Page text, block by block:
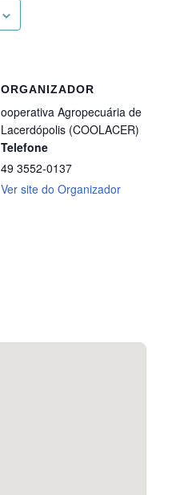
ORGANIZADOR
ooperativa Agropecuária de
Lacerdópolis (COOLACER)
Telefone
49 3552-0137
Ver site do Organizador